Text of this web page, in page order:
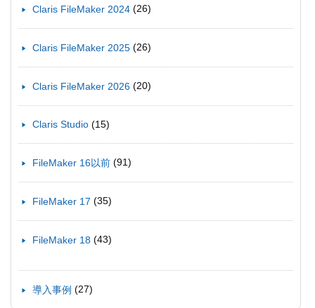
Claris FileMaker 2024 (26)
Claris FileMaker 2025 (26)
Claris FileMaker 2026 (20)
Claris Studio (15)
FileMaker 16以前 (91)
FileMaker 17 (35)
FileMaker 18 (43)
導入事例 (27)